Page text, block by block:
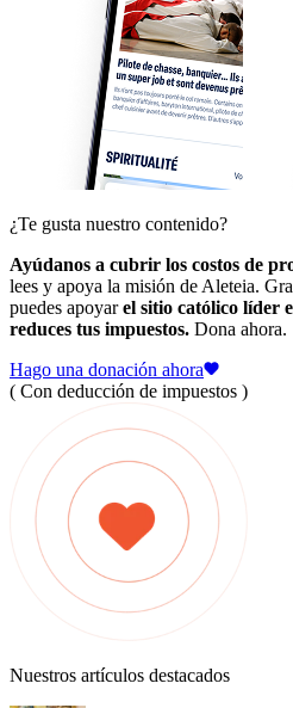
¿Te gusta nuestro contenido?
Ayúdanos a cubrir los costos de
lees y apoya la misión de Aleteia.
puedes apoyarel sitio católico líder
reduces tus impuestos. Dona ahora.
Hago una donación ahora
( Con deducción de impuestos )
Nuestros artículos destacados